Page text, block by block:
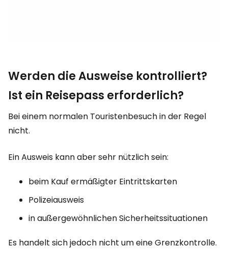
Werden die Ausweise kontrolliert?
Ist ein Reisepass erforderlich?
Bei einem normalen Touristenbesuch in der Regel
nicht.
Ein Ausweis kann aber sehr nützlich sein:
beim Kauf ermäßigter Eintrittskarten
Polizeiausweis
in außergewöhnlichen Sicherheitssituationen
Es handelt sich jedoch nicht um eine Grenzkontrolle.